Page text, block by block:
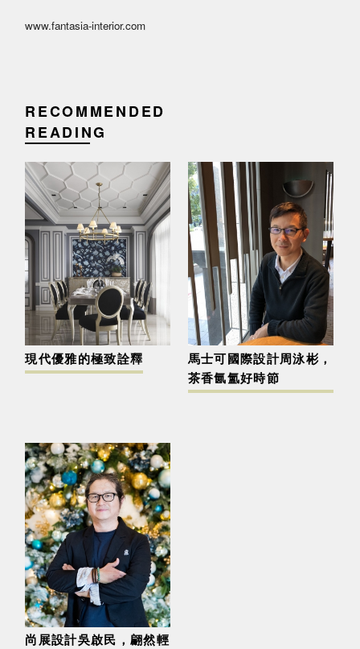
www.fantasia-interior.com
RECOMMENDED
READING
現代優雅的極致詮釋
馬士可國際設計周泳彬，
茶香氤氳好時節
尚展設計吳啟民，翩然輕